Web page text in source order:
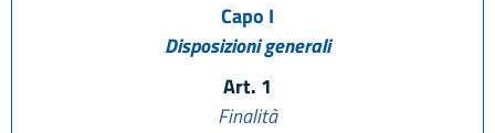
Capo I
Disposizioni generali
Art. 1
Finalità